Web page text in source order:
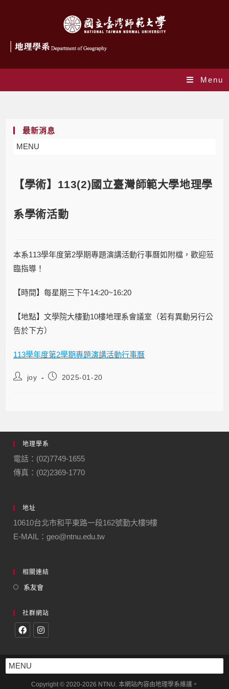
Menu
最新消息
MENU
【學術】113(2)國立臺灣師範大學地理學
系學術活動
本系113學年度第2學期專題演講活動行事曆如附檔，歡迎蒞
臨指導！
【時間】每星期三下午14:20~16:20
【地點】文學院大樓勤10樓地理系會議室（若有異動另行公
告於下方）
113學年度第2學期專題演講活動行事曆
joy 2025-01-20
地理學系
電話：(02)7749-1655
傳真：(02)2369-1770
地址
10610台北市和平東路一段162號勤大樓9樓
E-MAIL：geo@ntnu.edu.tw
相關連結
系友會
社群網站
MENU
Copyright © 2020-2026 NTNU. 本網站內容由地理學系維護。